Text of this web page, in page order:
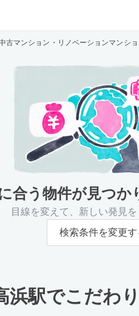
古マンション・リノベーションマンシ
合う物件が見つか
目線を変えて、新しい発見を
検索条件を変更す
浜駅でこだわ